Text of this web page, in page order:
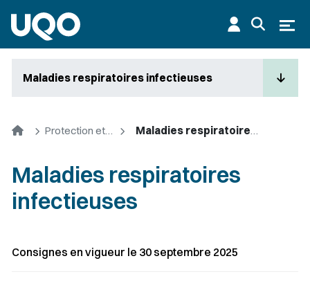
Maladies respiratoires infectieuses
Accueil Protection et contrôle des infections Maladies respiratoires infectieuses
Maladies respiratoires
infectieuses
Consignes en vigueur le 30 septembre 2025